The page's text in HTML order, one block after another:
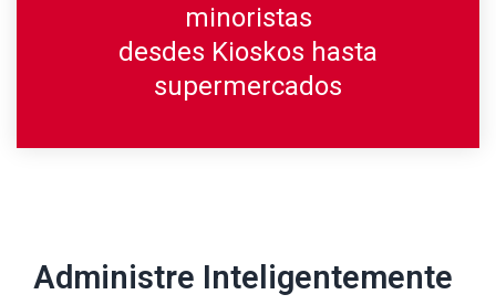
minoristas
desdes Kioskos hasta
supermercados
Administre Inteligentemente